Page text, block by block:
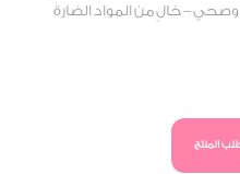
– خالٍ من المواد الضارة
المنتج